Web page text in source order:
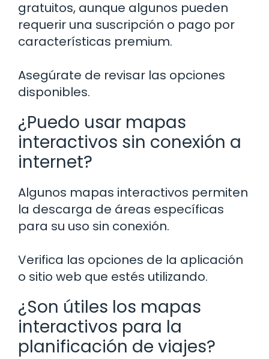
gratuitos, aunque algunos pueden
requerir una suscripción o pago por
características premium.
Asegúrate de revisar las opciones
disponibles.
¿Puedo usar mapas
interactivos sin conexión a
internet?
Algunos mapas interactivos permiten
la descarga de áreas específicas
para su uso sin conexión.
Verifica las opciones de la aplicación
o sitio web que estés utilizando.
¿Son útiles los mapas
interactivos para la
planificación de viajes?